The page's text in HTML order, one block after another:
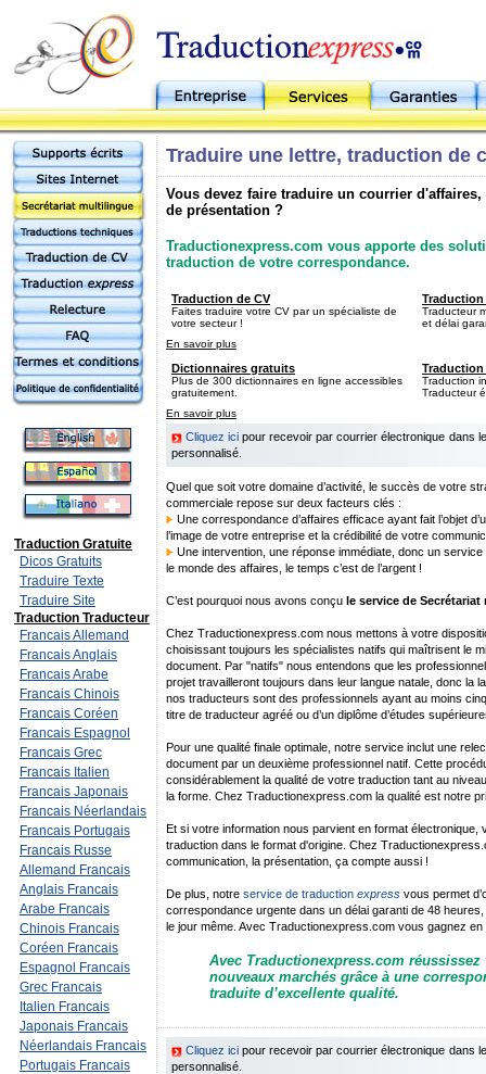
Traduction Gratuite
Dicos Gratuits
Traduire Texte
Traduire Site
Traduction Traducteur
Francais Allemand
Francais Anglais
Francais Arabe
Francais Chinois
Francais Coréen
Francais Espagnol
Francais Grec
Francais Italien
Francais Japonais
Francais Néerlandais
Francais Portugais
Francais Russe
Allemand Francais
Anglais Francais
Arabe Francais
Chinois Francais
Coréen Francais
Espagnol Francais
Grec Francais
Italien Francais
Japonais Francais
Néerlandais Francais
Portugais Francais
Traduire une lettre, traduction de
Vous devez faire traduire un courrier
de présentation ?
Traductionexpress.com vous apporte des
traduction de votre correspondance.
Traduction de CV
Faites traduire votre CV par un spécialiste de
votre secteur !
Traducteur
et délai
En savoir plus
Dictionnaires gratuits
Plus de 300 dictionnaires en ligne accessibles
gratuitement.
Traduction
Traducteur
En savoir plus
Cliquez ici pour recevoir par courrier électronique dans
personnalisé.
Quel que soit votre domaine d’activité, le succès de votre
commerciale repose sur deux facteurs clés :
Une correspondance d’affaires efficace ayant fait l’objet
l’image de votre entreprise et la crédibilité de votre
Une intervention, une réponse immédiate, donc un
le monde des affaires, le temps c’est de l’argent !
C’est pourquoi nous avons conçu le service de
Chez Traductionexpress.com nous mettons à votre
choisissant toujours les spécialistes natifs qui maîtrisent le
document. Par "natifs" nous entendons que les
projet travailleront toujours dans leur langue natale, donc la
nos traducteurs sont des professionnels ayant au moins
titre de traducteur agréé ou d’un diplôme d’études
Pour une qualité finale optimale, notre service inclut une
document par un deuxième professionnel natif. Cette
considérablement la qualité de votre traduction tant au
la forme. Chez Traductionexpress.com la qualité est notre
Et si votre information nous parvient en format
traduction dans le format d'origine. Chez
communication, la présentation, ça compte aussi !
De plus, notre service de traduction express vous permet
correspondance urgente dans un délai garanti de 48
le jour même. Avec Traductionexpress.com vous gagnez en
Avec Traductionexpress.com réussissez
nouveaux marchés grâce à une
traduite d’excellente qualité.
Cliquez ici pour recevoir par courrier électronique dans
personnalisé.